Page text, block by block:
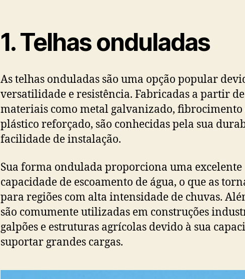
1. Telhas onduladas
As telhas onduladas são uma opção popular
versatilidade e resistência. Fabricadas a partir de
materiais como metal galvanizado, fibrocimento
plástico reforçado, são conhecidas pela sua
facilidade de instalação.
Sua forma ondulada proporciona uma excelente
capacidade de escoamento de água, o que as
para regiões com alta intensidade de chuvas.
são comumente utilizadas em construções
galpões e estruturas agrícolas devido à sua
suportar grandes cargas.